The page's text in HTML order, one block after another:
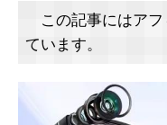
この記事にはアフ
ています。